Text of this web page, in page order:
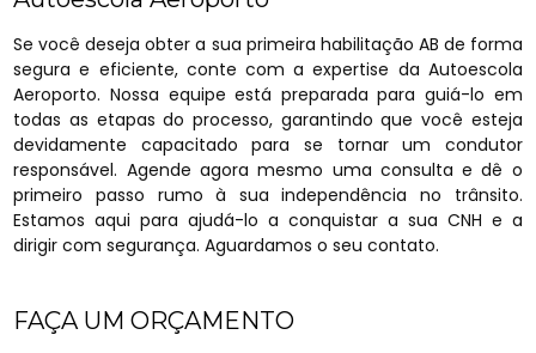
Se você deseja obter a sua primeira habilitação AB de forma
segura e eficiente, conte com a expertise da Autoescola
Aeroporto. Nossa equipe está preparada para guiá-lo em
todas as etapas do processo, garantindo que você esteja
devidamente capacitado para se tornar um condutor
responsável. Agende agora mesmo uma consulta e dê o
primeiro passo rumo à sua independência no trânsito.
Estamos aqui para ajudá-lo a conquistar a sua CNH e a
dirigir com segurança. Aguardamos o seu contato.
FAÇA UM ORÇAMENTO